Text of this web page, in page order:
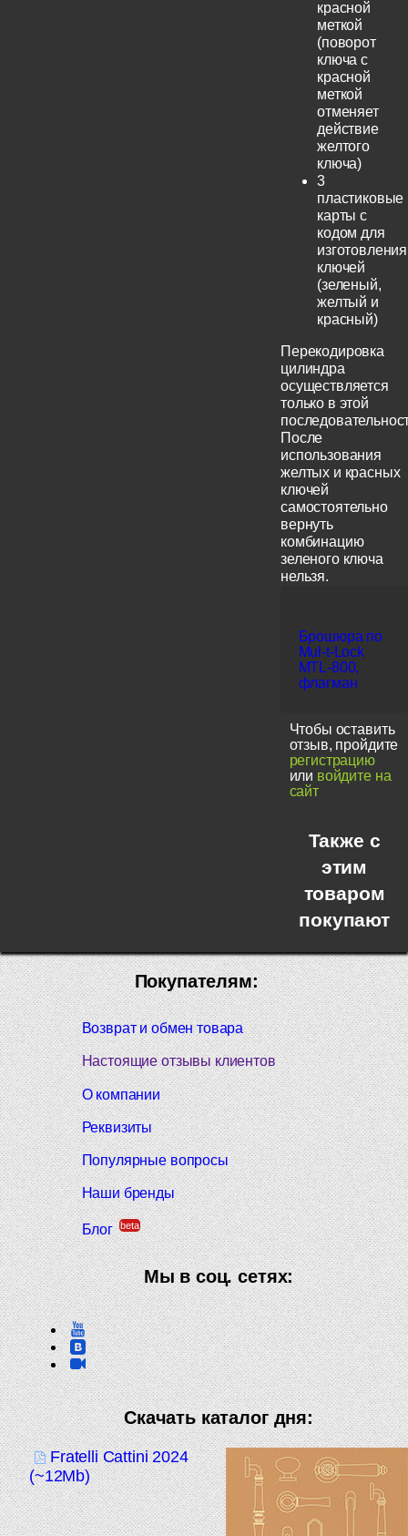
красной
меткой
(поворот
ключа с
красной
меткой
отменяет
действие
желтого
ключа)
3
пластиковые
карты с
кодом для
изготовления
ключей
(зеленый,
желтый и
красный)
Перекодировка
цилиндра
осуществляется
только в этой
После
использования
желтых и красных
ключей
самостоятельно
вернуть
комбинацию
зеленого ключа
нельзя.
Брошюра по
Mul-t-Lock
MTL-800,
флагман
Чтобы оставить
отзыв, пройдите
регистрацию
или войдите на
сайт
Также с
этим
товаром
покупают
Покупателям:
Возврат и обмен товара
Настоящие отзывы клиентов
О компании
Реквизиты
Популярные вопросы
Наши бренды
Блог beta
Мы в соц. сетях:
Скачать каталог дня:
Fratelli Cattini 2024
(~12Mb)